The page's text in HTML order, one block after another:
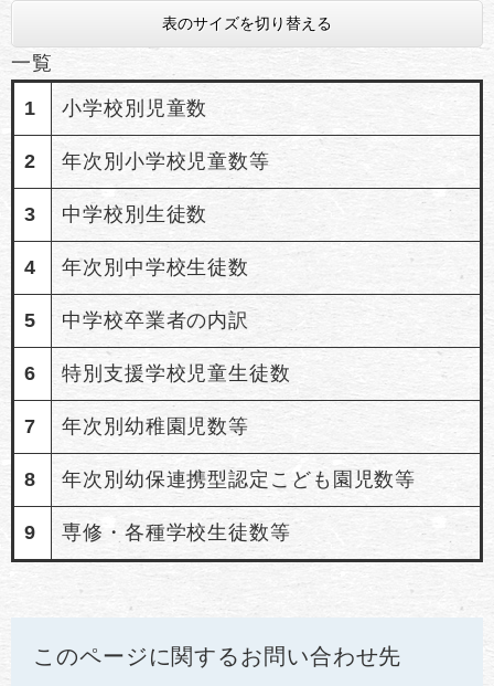
表のサイズを切り替える
一覧
1 小学校別児童数
2 年次別小学校児童数等
3 中学校別生徒数
4 年次別中学校生徒数
5 中学校卒業者の内訳
6 特別支援学校児童生徒数
7 年次別幼稚園児数等
8 年次別幼保連携型認定こども園児数等
9 専修・各種学校生徒数等
このページに関するお問い合わせ先